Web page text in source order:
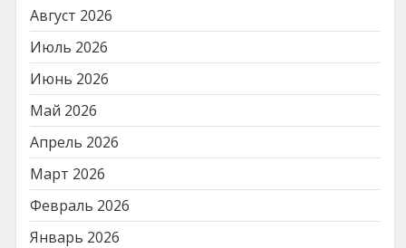
Август 2026
Июль 2026
Июнь 2026
Май 2026
Апрель 2026
Март 2026
Февраль 2026
Январь 2026